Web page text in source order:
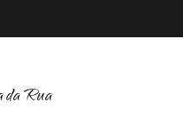
da Rua